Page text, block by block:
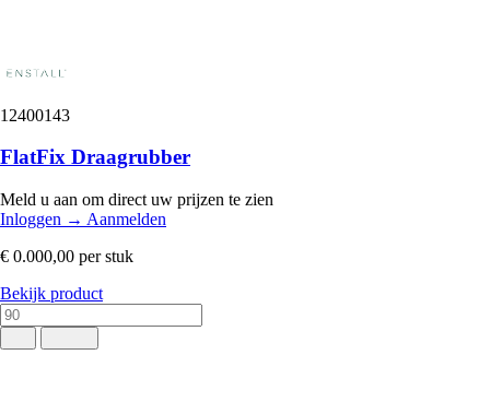
12400143
FlatFix Draagrubber
Meld u aan om direct uw prijzen te zien
Inloggen → Aanmelden
€ 0.000,00 per stuk
Bekijk product